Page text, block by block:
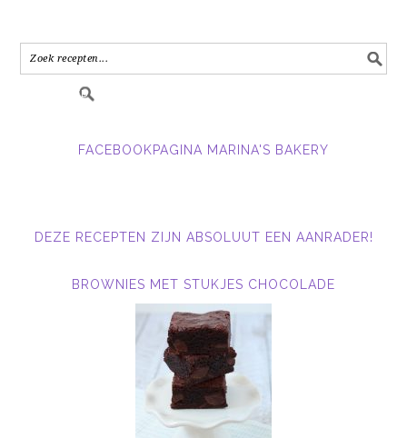
in.....
FACEBOOKPAGINA MARINA'S BAKERY
DEZE RECEPTEN ZIJN ABSOLUUT EEN AANRADER!
BROWNIES MET STUKJES CHOCOLADE